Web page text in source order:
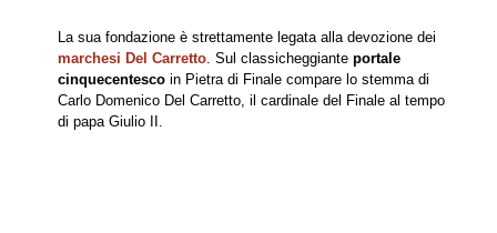
La sua fondazione è strettamente legata alla devozione dei
marchesi Del Carretto. Sul classicheggiante portale
cinquecentescoin Pietra di Finale compare lo stemma di
Carlo Domenico Del Carretto, il cardinale del Finale al tempo
di papa Giulio II.